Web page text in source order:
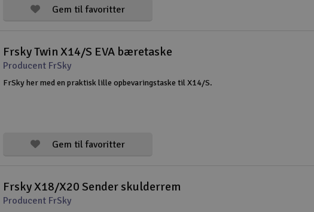
Gem til favoritter
Frsky Twin X14/S EVA bæretaske
Producent FrSky
FrSky her med en praktisk lille opbevaringstaske til X14/S.
Gem til favoritter
Frsky X18/X20 Sender skulderrem
Producent FrSky